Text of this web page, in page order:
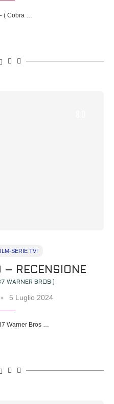
( Cobra …
SERIE TV!
– RECENSIONE
WARNER BROS )
5 Luglio 2024
Warner Bros …